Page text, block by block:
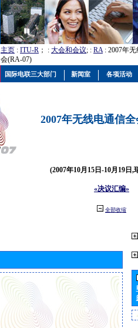
主页 : ITU-R ； : 大会和会议; : RA: 2007年
会(RA-07)
2007年无线电通信
(2007年10月15日-10月19日,
«决议汇编»
全部收缩
国际电联三大部门 新闻室 各项活动